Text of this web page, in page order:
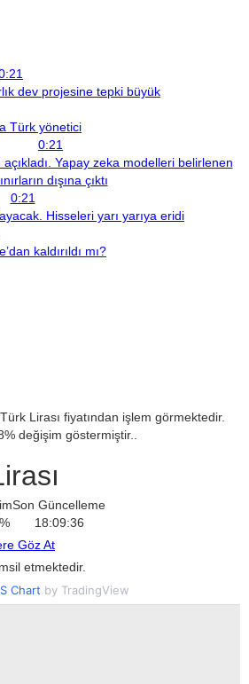
dev projesine tepki büyük
Türk yönetici
0:21
açıkladı. Yapay zeka modelleri belirlenen
dışına çıktı
0:21
Hisseleri yarı yarıya eridi
kaldırıldı mı?
Lirası fiyatından işlem görmektedir.
değişim göstermiştir..
%
Son Güncelleme
18:09:36
Göz At
etmektedir.
Chart by TradingView